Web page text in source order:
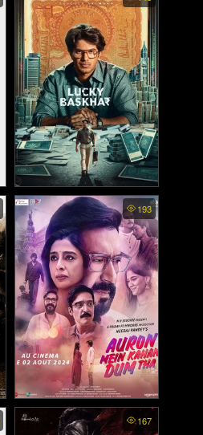
พิฆาต 2 (2019)
Lucky Baskhar. - บาสคาร์ผู้
โชคดี (2024)
193
Auron Mein Kahan Dum Tha
(2024)
167